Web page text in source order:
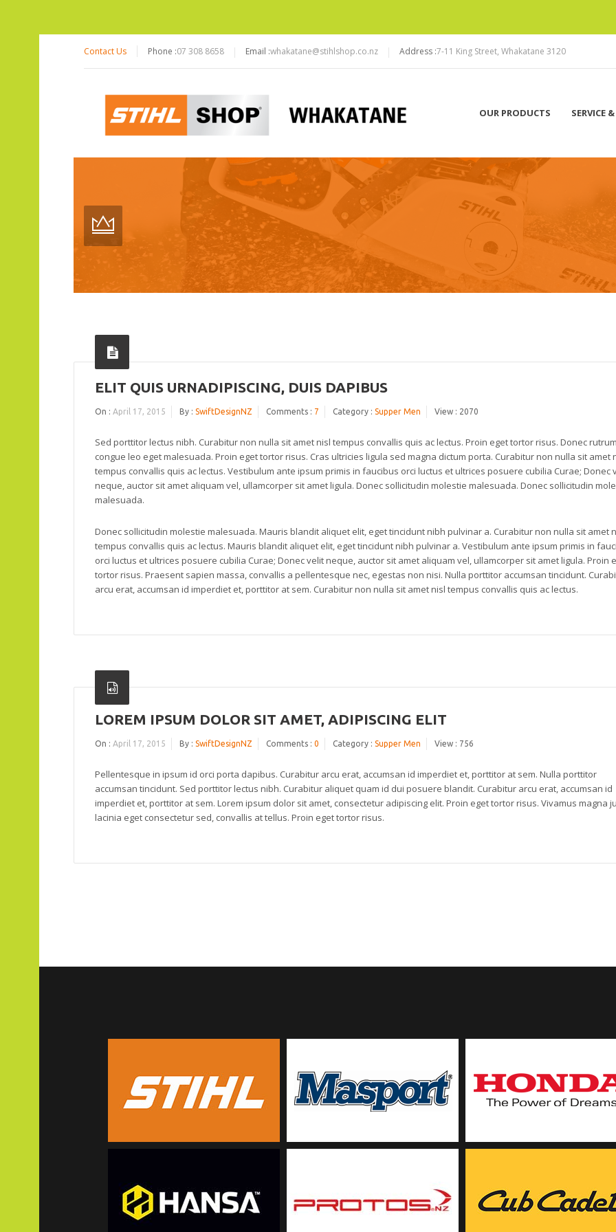
Contact Us Phone :07 308 8658 Email :whakatane@stihlshop.co.nz Address :7-11 King Street, Whakatane 3120
OUR PRODUCTS SERVICE
ELIT QUIS URNADIPISCING, DUIS DAPIBUS
On : April 17, 2015 By : SwiftDesignNZ Comments : 7 Category : Supper Men View : 2070
Sed porttitor lectus nibh. Curabitur non nulla sit amet nisl tempus convallis quis ac lectus. Proin eget tortor risus. Donec rutrum
congue leo eget malesuada. Proin eget tortor risus. Cras ultricies ligula sed magna dictum porta. Curabitur non nulla sit amet
tempus convallis quis ac lectus. Vestibulum ante ipsum primis in faucibus orci luctus et ultrices posuere cubilia Curae; Donec
neque, auctor sit amet aliquam vel, ullamcorper sit amet ligula. Donec sollicitudin molestie malesuada. Donec sollicitudin
malesuada.
Donec sollicitudin molestie malesuada. Mauris blandit aliquet elit, eget tincidunt nibh pulvinar a. Curabitur non nulla sit amet
tempus convallis quis ac lectus. Mauris blandit aliquet elit, eget tincidunt nibh pulvinar a. Vestibulum ante ipsum primis in
orci luctus et ultrices posuere cubilia Curae; Donec velit neque, auctor sit amet aliquam vel, ullamcorper sit amet ligula. Proin
tortor risus. Praesent sapien massa, convallis a pellentesque nec, egestas non nisi. Nulla porttitor accumsan tincidunt.
arcu erat, accumsan id imperdiet et, porttitor at sem. Curabitur non nulla sit amet nisl tempus convallis quis ac lectus.
LOREM IPSUM DOLOR SIT AMET, ADIPISCING ELIT
On : April 17, 2015 By : SwiftDesignNZ Comments : 0 Category : Supper Men View : 756
Pellentesque in ipsum id orci porta dapibus. Curabitur arcu erat, accumsan id imperdiet et, porttitor at sem. Nulla porttitor
accumsan tincidunt. Sed porttitor lectus nibh. Curabitur aliquet quam id dui posuere blandit. Curabitur arcu erat, accumsan id
imperdiet et, porttitor at sem. Lorem ipsum dolor sit amet, consectetur adipiscing elit. Proin eget tortor risus. Vivamus magna
lacinia eget consectetur sed, convallis at tellus. Proin eget tortor risus.